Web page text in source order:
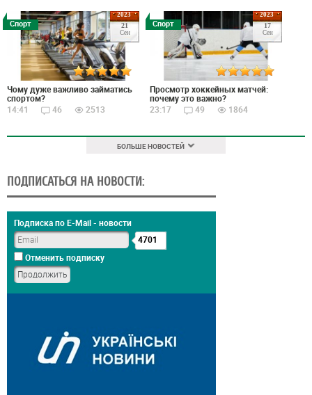
2023
21
Сен
Спорт
Чому дуже важливо займатись
спортом?
14:41
46 2513
2023
17
Сен
Спорт
Просмотр хоккейных матчей:
почему это важно?
23:17
49 1864
БОЛЬШЕ НОВОСТЕЙ
ПОДПИСАТЬСЯ НА НОВОСТИ:
Подписка по E-Mail - новости
4701
Отменить подписку